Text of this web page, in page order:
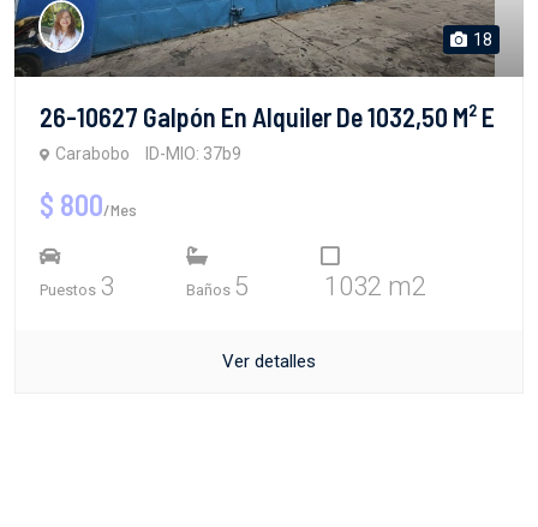
18
26-10627 Galpón En Alquiler De 1032,50 M² E
Carabobo ID-MIO: 37b9
$ 800/Mes
Puestos 3 Baños 5 1032 m2
Ver detalles